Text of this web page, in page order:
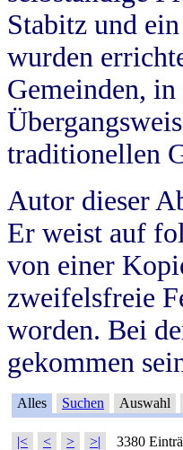
Stabitz und
wurden
Gemeinden,
traditionellen
Autor dieser
Er weist auf
von einer
zweifelsfreie
worden. Bei
gekommen
Alles Suchen Auswahl
|< < > >| 3380